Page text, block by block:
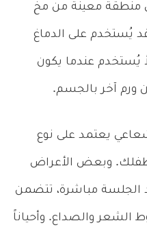
منطقة معينة من مخ
يُستخدم على الدماغ
يُستخدم عندما يكون
ورم آخر بالجسم.
يعتمد على نوع
طفلك. وبعض الأعراض
الجلسة مباشرة، تتضمن
الشعر والصداع. وأحياناً